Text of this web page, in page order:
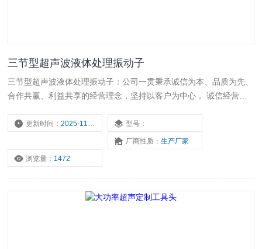
三节型超声波液体处理振动子
三节型超声波液体处理振动子：公司一贯秉承诚信为本、品质为先、
合作共赢、利益共享的经营理念，坚持以客户为中心， 诚信经营，
建立了*的质量管理体系，强化研发、生产的过程控制，确保出厂的
更新时间：2025-11-17 型号：
厂商性质： 生产厂家
浏览量： 1472